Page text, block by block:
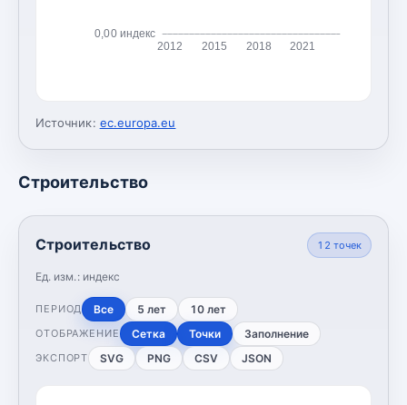
0,00 индекс
2012 2015 2018 2021
Источник: ec.europa.eu
Строительство
Строительство
Ед. изм.: индекс
12 точек
ПЕРИОД Все 5 лет 10 лет
ОТОБРАЖЕНИЕ Сетка Точки Заполнение
ЭКСПОРТ SVG PNG CSV JSON